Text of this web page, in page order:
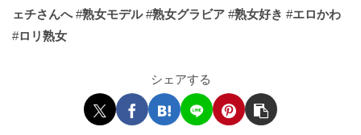
ェチさんへ#熟女モデル#熟女グラビア #熟女好き #エロかわ
#ロリ熟女
シェアする